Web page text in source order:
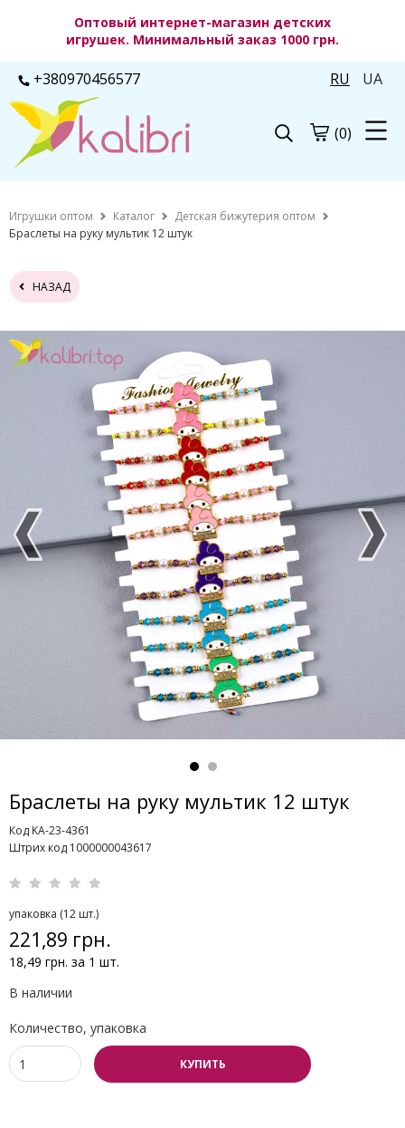
Оптовый интернет-магазин детских
игрушек. Минимальный заказ 1000 грн.
+380970456577 RU UA
(0)
Игрушки оптом Каталог
Детская бижутерия оптом
Браслеты на руку мультик 12 штук
НАЗАД
Браслеты на руку мультик 12 штук
Код KA-23-4361
Штрих код 1000000043617
упаковка (12 шт.)
221,89 грн.
18,49 грн. за 1 шт.
В наличии
Количество, упаковка
КУПИТЬ